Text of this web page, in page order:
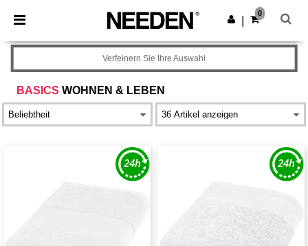
× Needen App
Bessere Preise in der App!
App holen
0
BASICS WOHNEN & LEBEN
Verfeinern Sie Ihre Auswahl